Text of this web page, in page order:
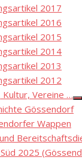
2017
2016
2015
2014
2013
2012
Kultur, Vereine …
Gössendorf
Wappen
2025